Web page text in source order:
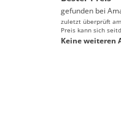
gefunden bei
zuletzt überprüft
Preis kann sich
Keine weiteren